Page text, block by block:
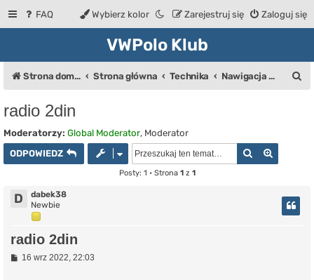
FAQ Zaloguj się
Zarejestruj się
Wybierz kolor
VWPolo Klub
Strona domowa Strona główna Technika Nawigacja / CB Radio
radio 2din
Moderatorzy: Global Moderator, Moderator
ODPOWIEDZ
Szukaj
Posty: 1 • Strona 1z 1
D
dabek38
Newbie
radio 2din
P16 wrz 2022, 22:03